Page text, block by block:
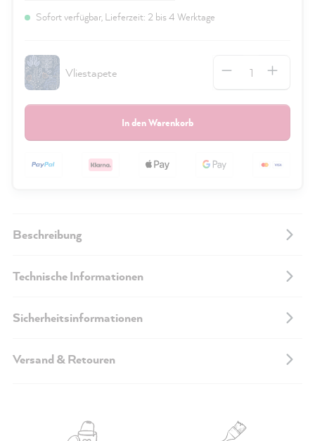
Sofort verfügbar, Lieferzeit: 2 bis 4 Werktage
Vliestapete
In den Warenkorb
Beschreibung
Technische Informationen
Sicherheitsinformationen
Versand & Retouren